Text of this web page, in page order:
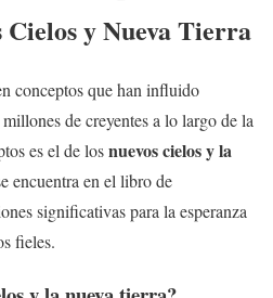
y Nueva Tierra
conceptos que han influido
de creyentes a lo largo de la
es el de losnuevos cielos y la
encuentra en el libro de
significativas para la esperanza
fieles.